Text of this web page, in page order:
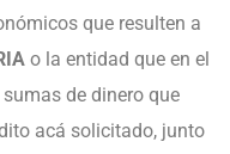
que resulten a
o la entidad que en el
de dinero que
acá solicitado, junto